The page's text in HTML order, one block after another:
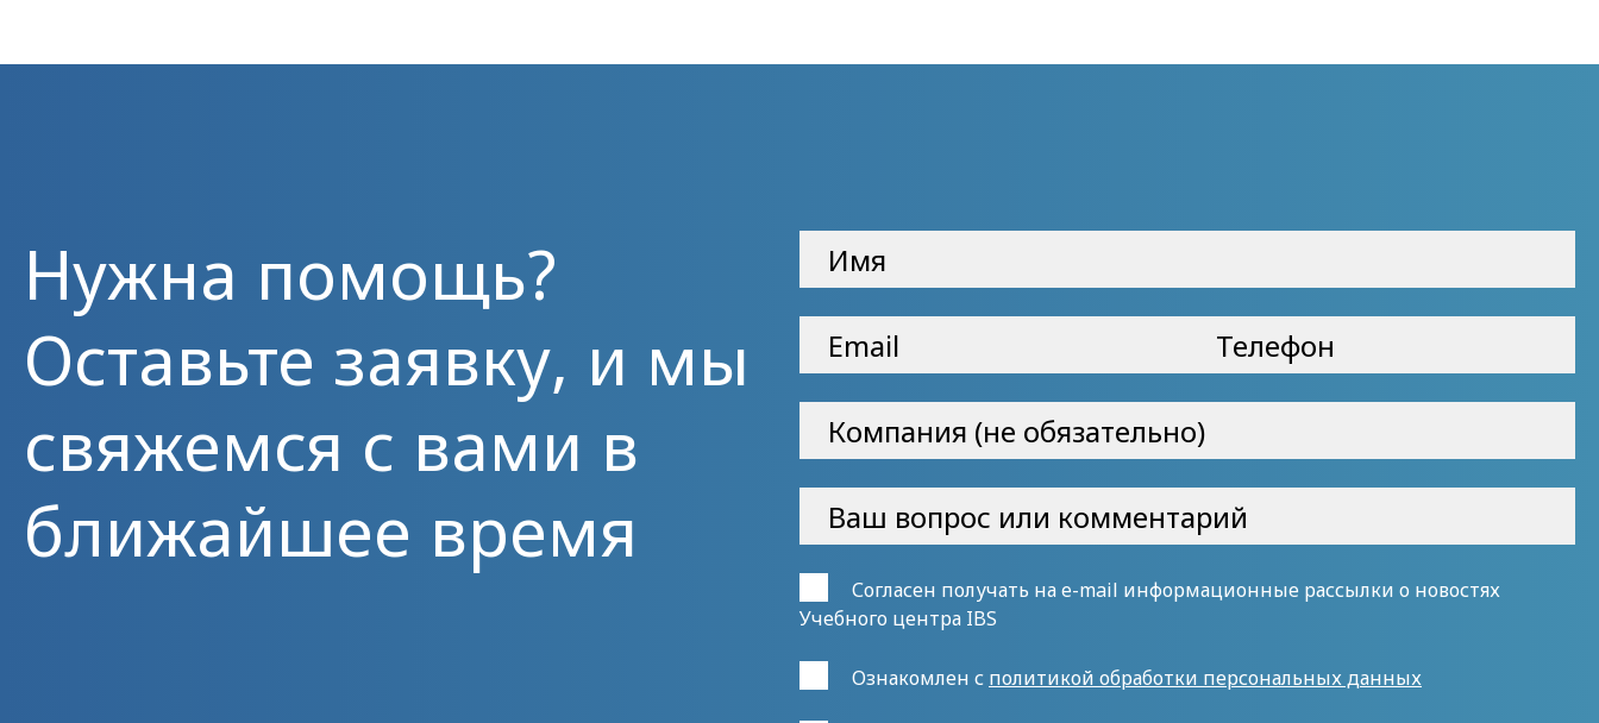
Нужна помощь?
Оставьте заявку, и мы
свяжемся с вами в
ближайшее время
Согласен получать на e-mail информационные рассылки о новостях
Учебного центра IBS
Ознакомлен с политикой обработки персональных данных